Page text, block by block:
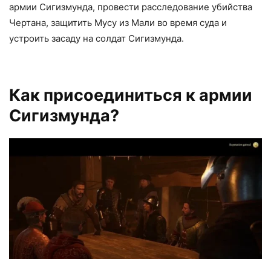
армии Сигизмунда, провести расследование убийства
Чертана, защитить Мусу из Мали во время суда и
устроить засаду на солдат Сигизмунда.
Как присоединиться к армии
Сигизмунда?